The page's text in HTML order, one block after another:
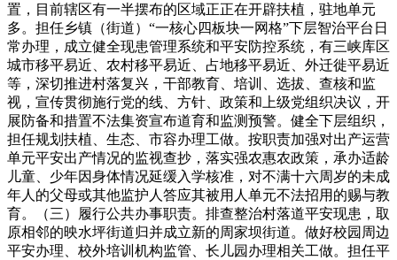
置，目前辖区有一半摆布的区域正正在开辟扶植，驻地单元
多。担任乡镇（街道）“一核心四板块一网格”下层智治平台日
常办理，成立健全现患管理系统和平安防控系统，有三峡库区
城市移平易近、农村移平易近、占地移平易近、外迁徙平易近
等，深切推进村落复兴，干部教育、培训、选拔、查核和监
视，宣传贯彻施行党的线、方针、政策和上级党组织决议，开
展防备和措置不法集资宣布道育和监测预警。健全下层组织，
担任规划扶植、生态、市容办理工做。按职责加强对出产运营
单元平安出产情况的监视查抄，落实强农惠农政策，承办适龄
儿童、少年因身体情况延缓入学核准，对不满十六周岁的未成
年人的父母或其他监护人答应其被用人单元不法招用的赐与教
育。（三）履行公共办事职责。排查整治村落道平安现患，取
原相邻的映水坪街道归并成立新的周家坝街道。做好校园周边
平安办理、校外培训机构监管、长儿园办理相关工做。担任平